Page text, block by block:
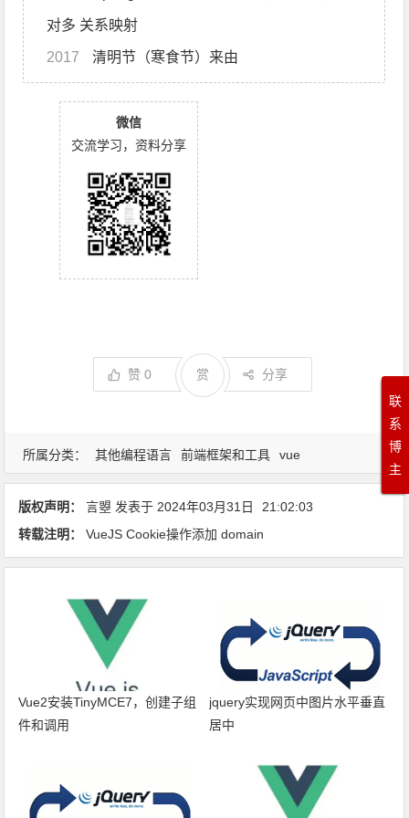
对多 关系映射
2017 清明节（寒食节）来由
微信
交流学习，资料分享
赞0 分享
赏
所属分类： 其他编程语言 前端框架和工具 vue
版权声明： 言曌 发表于 2024年03月31日
21:02:03
转载注明：
VueJS Cookie操作添加 domain
Vue2安装TinyMCE7，创建子组
件和调用
jquery实现网页中图片水平垂直
居中
联
系
博
主